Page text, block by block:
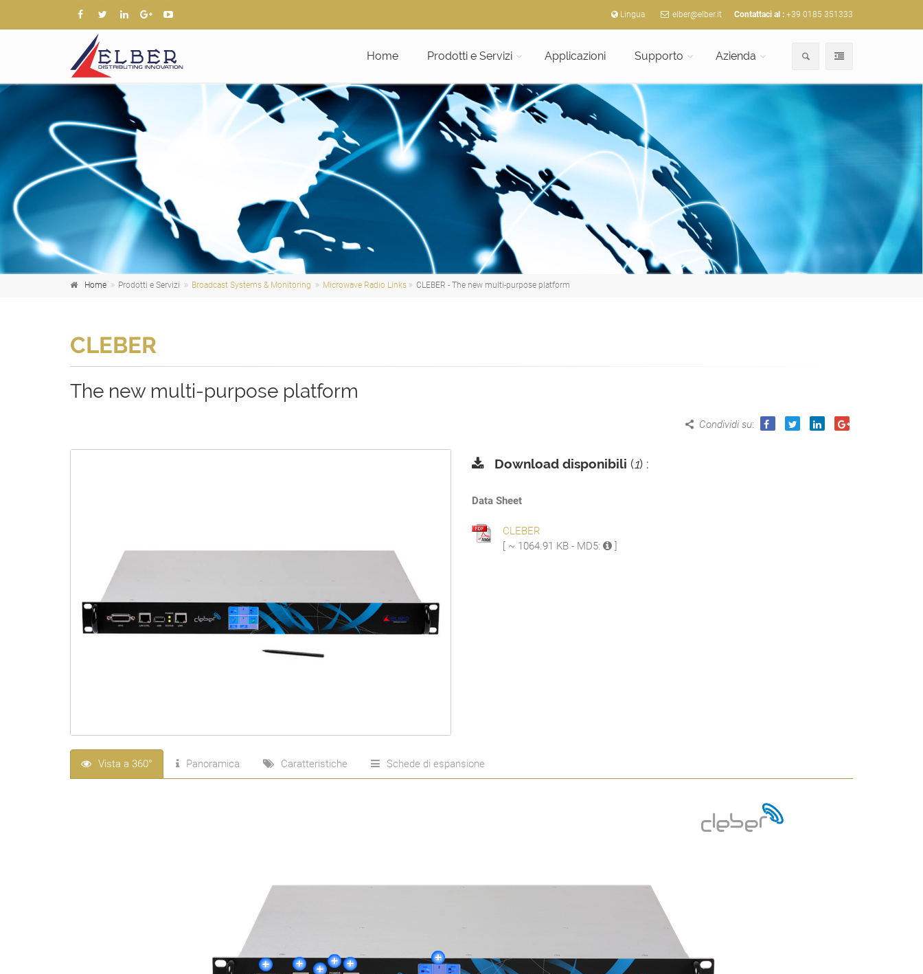
Lingua elber@elber.it Contattaci al : +39 0185 351333
Home Prodotti e Servizi Applicazioni Supporto Azienda
Home Prodotti e Servizi Broadcast Systems & Monitoring Microwave Radio Links CLEBER - The new multi-purpose platform
CLEBER
The new multi-purpose platform
Condividi su:
Download disponibili (1) :
Data Sheet
CLEBER
[ ~ 1064.91 KB - MD5:
]
Vista a 360° Panoramica Caratteristiche Schede di espansione